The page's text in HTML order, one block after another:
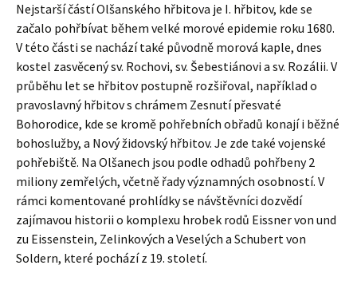
Nejstarší částí Olšanského hřbitova je I. hřbitov, kde se
začalo pohřbívat během velké morové epidemie roku 1680.
V této části se nachází také původně morová kaple, dnes
kostel zasvěcený sv. Rochovi, sv. Šebestiánovi a sv. Rozálii. V
průběhu let se hřbitov postupně rozšiřoval, například o
pravoslavný hřbitov s chrámem Zesnutí přesvaté
Bohorodice, kde se kromě pohřebních obřadů konají i běžné
bohoslužby, a Nový židovský hřbitov. Je zde také vojenské
pohřebiště. Na Olšanech jsou podle odhadů pohřbeny 2
miliony zemřelých, včetně řady významných osobností. V
rámci komentované prohlídky se návštěvníci dozvědí
zajímavou historii o komplexu hrobek rodů Eissner von und
zu Eissenstein, Zelinkových a Veselých a Schubert von
Soldern, které pochází z 19. století.